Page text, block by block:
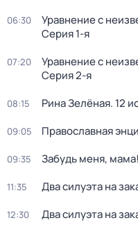
06:30 Уравнение с
Серия 1-я
07:20 Уравнение с
Серия 2-я
08:15 Рина Зелёная. 12
09:05 Православная
09:35 Забудь меня, мама!
11:35 Два силуэта на
12:30 Два силуэта на